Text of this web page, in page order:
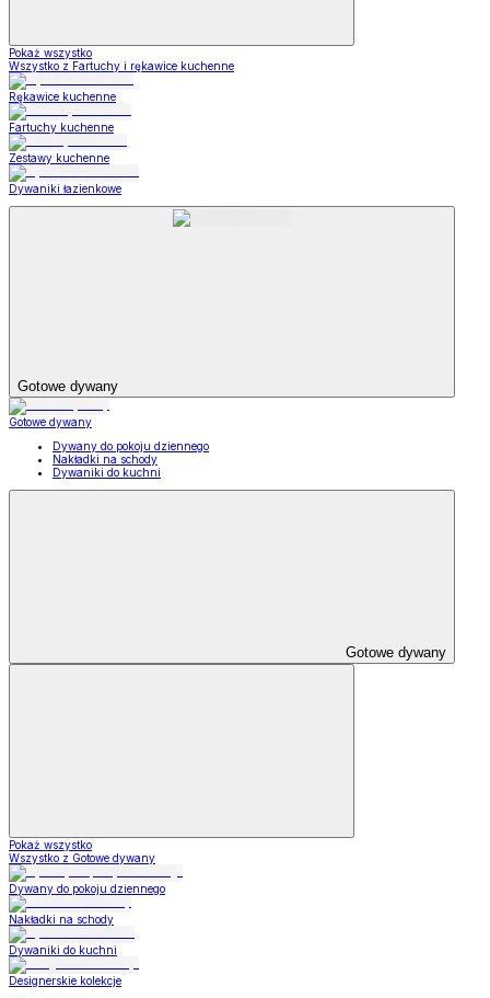
Pokaż wszystko
Wszystko z Fartuchy i rękawice kuchenne
Rękawice kuchenne
Fartuchy kuchenne
Zestawy kuchenne
Dywaniki łazienkowe
Gotowe dywany
Gotowe dywany
Dywany do pokoju dziennego
Nakładki na schody
Dywaniki do kuchni
Gotowe dywany
Pokaż wszystko
Wszystko z Gotowe dywany
Dywany do pokoju dziennego
Nakładki na schody
Dywaniki do kuchni
Designerskie kolekcje